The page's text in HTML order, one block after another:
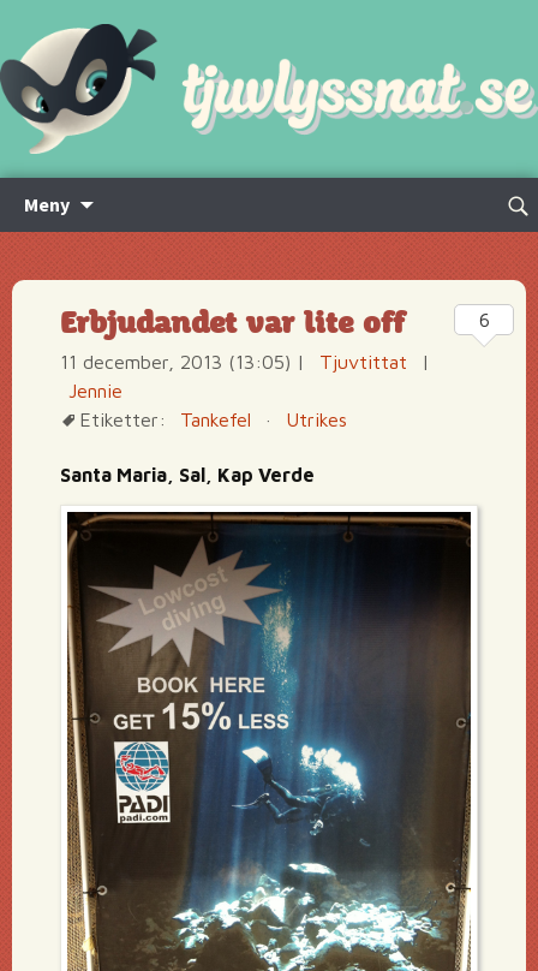
Meny
innehåll
Sök
Erbjudandet var lite off
11 december, 2013 (13:05) | Tjuvtittat
|
Jennie
Etiketter:
Tankefel · Utrikes
Santa Maria, Sal, Kap Verde
6